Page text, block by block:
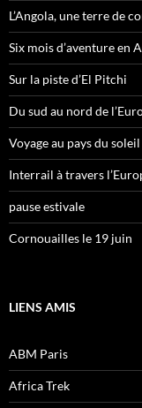
L’Angola, une terre de
Six mois d’aventure en
Sur la piste d’El Pitchi
Du sud au nord de
Voyage au pays du
Interrail à travers
pause estivale
Cornouailles le 19 juin
LIENS AMIS
ABM Paris
Africa Trek